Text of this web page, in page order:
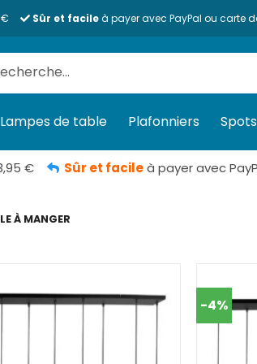
Sûr et facileà payer avec PayPal ou carte
:
Lampes de table Plafonniers
€ Sûr et facileà payer avec
À MANGER
-4%